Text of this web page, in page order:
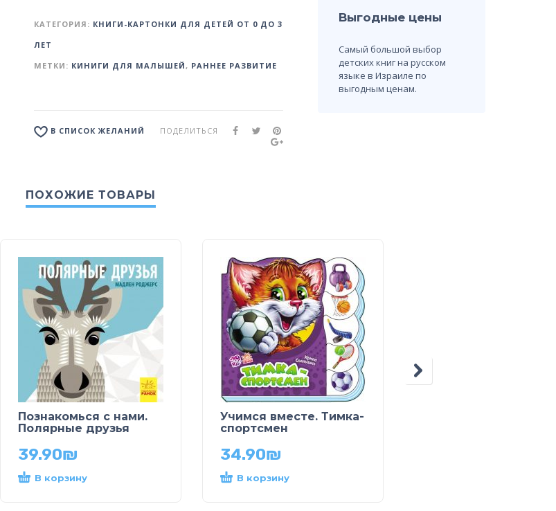
КАТЕГОРИЯ: КНИГИ-КАРТОНКИ ДЛЯ ДЕТЕЙ ОТ 0 ДО 3
ЛЕТ
МЕТКИ: КИНИГИ ДЛЯ МАЛЫШЕЙ , РАННЕЕ РАЗВИТИЕ
В СПИСОК ЖЕЛАНИЙ ПОДЕЛИТЬСЯ
Выгодные цены
Самый большой выбор
детских книг на русском
языке в Израиле по
выгодным ценам.
ПОХОЖИЕ ТОВАРЫ
Познакомься с нами.
Полярные друзья
39.90₪
В корзину
Учимся вместе. Тимка-
спортсмен
34.90₪
В корзину